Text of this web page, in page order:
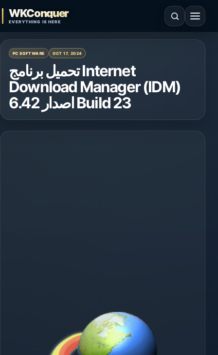
WKConquer
EVERYTHING IS HERE
Open search Open
PC SOFTWARE OCT 17, 2024
تحميل برنامج Internet
Download Manager (IDM)
اصدار 6.42 Build 23